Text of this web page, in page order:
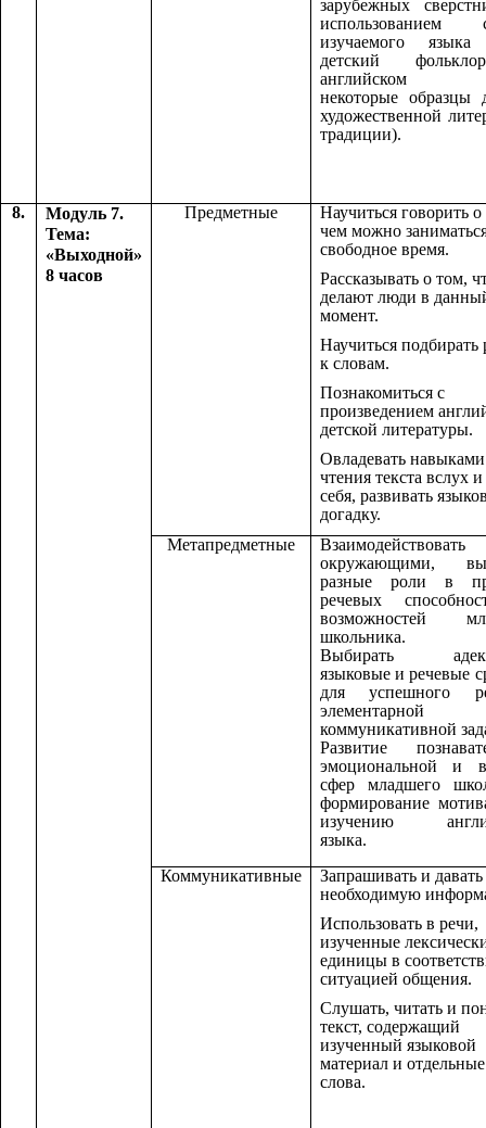
зарубежных
использованием
изучаемого языка
детский
английском
некоторые образцы
художественной
традиции).
8.
Модуль 7.
Тема:
«Выходной»
8 часов
Предметные
Научиться говорить
чем можно
свободное время.
Рассказывать о том,
делают люди в
момент.
Научиться
к словам.
Познакомиться с
произведением
детской литературы.
Овладевать навыками
чтения текста вслух
себя, развивать
догадку.
Метапредметные
окружающими,
разные роли в
речевых
возможностей
школьника.
Выбирать
языковые и речевые
для успешного
элементарной
коммуникативной
Развитие
эмоциональной и
сфер младшего
формирование
изучению
языка.
Коммуникативные
Запрашивать и давать
необходимую
Использовать в речи,
изученные
единицы в
ситуацией общения.
Слушать, читать и
текст, содержащий
изученный языковой
материал и
слова.